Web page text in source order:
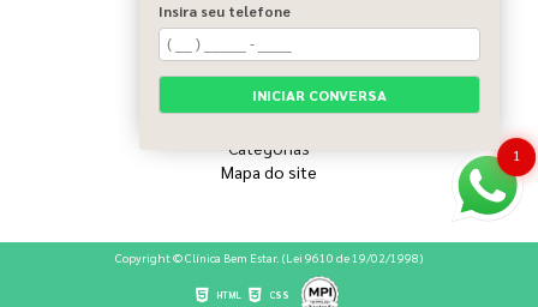
Home
Sobre nós
Blog
Serviços
Categorias
Mapa do site
Copyright © Clínica Bem Estar. (Lei 9610 de 19/02/1998)
HTML CSS
1
Insira seu telefone
INICIAR CONVERSA